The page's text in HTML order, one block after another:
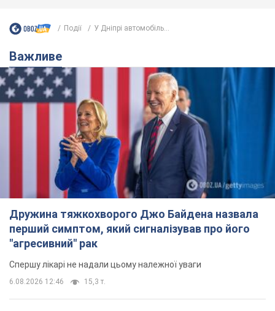
Події У Дніпрі автомобіль...
Важливе
Дружина тяжкохворого Джо Байдена назвала
перший симптом, який сигналізував про його
"агресивний" рак
Спершу лікарі не надали цьому належної уваги
6.08.2026 12:46 15,3 т.